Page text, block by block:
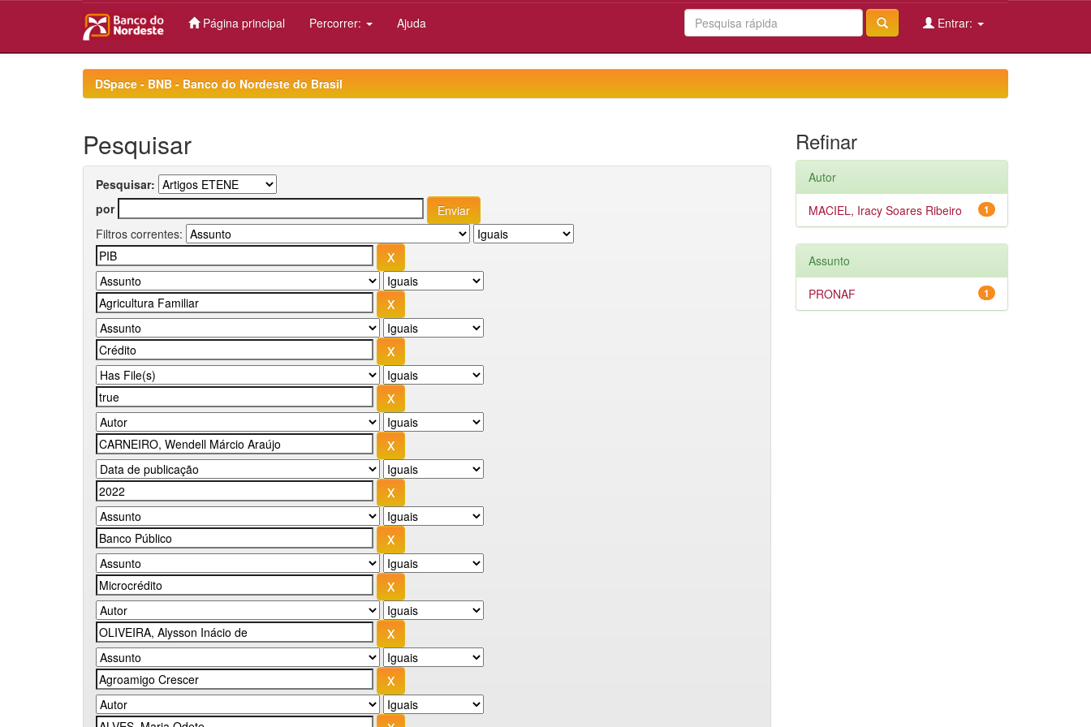
Página principal Percorrer: Ajuda Entrar:
DSpace - BNB - Banco do Nordeste do Brasil
Pesquisar
Pesquisar:
por
Filtros correntes:
Refinar
Autor
1
MACIEL, Iracy Soares Ribeiro
Assunto
1
PRONAF